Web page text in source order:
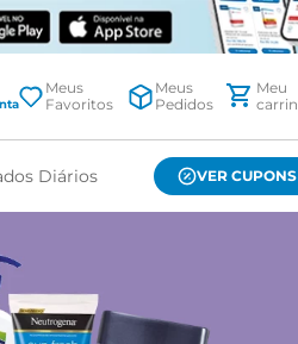
Meus
Favoritos
Meus
Pedidos
Diários VER CUPONS